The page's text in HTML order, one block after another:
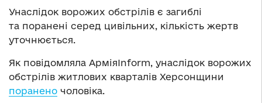
Унаслідок ворожих обстрілів є загиблі
та поранені серед цивільних, кількість жертв
уточнюється.
Як повідомляла АрміяInform, унаслідок ворожих
обстрілів житлових кварталів Херсонщини
поранено чоловіка.